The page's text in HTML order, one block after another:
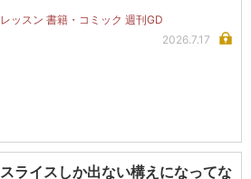
レッスン 書籍・コミック 週刊GD
2026.7.17
スライスしか出ない構えになってな